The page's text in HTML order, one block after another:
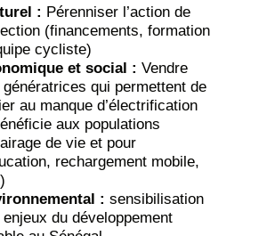
: Pérenniser l’action de
(financements, formation
cycliste)
et social : Vendre
génératrices qui permettent de
au manque d’électrification
aux populations
de vie et pour
rechargement mobile,
: sensibilisation
du développement